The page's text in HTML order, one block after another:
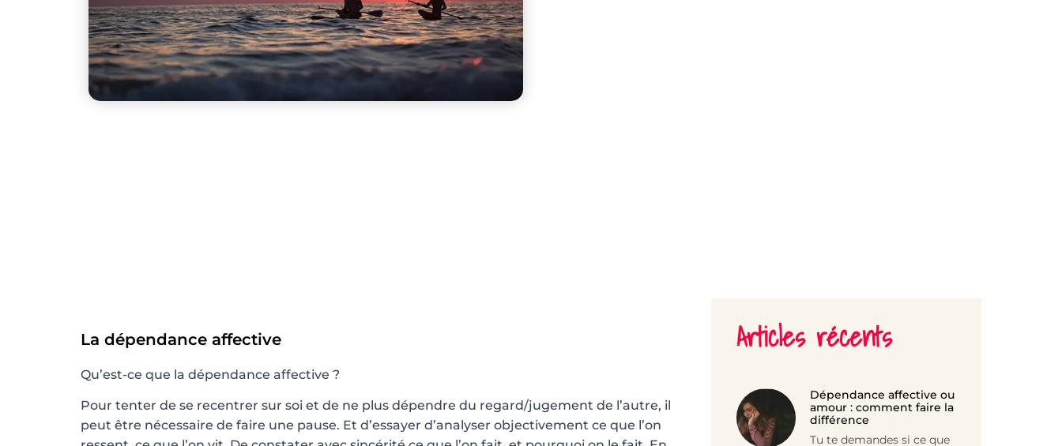
La dépendance affective
Qu’est-ce que la dépendance affective ?
Pour tenter de se recentrer sur soi et de ne plus dépendre du regard/jugement de l’autre, il
peut être nécessaire de faire une pause. Et d’essayer d’analyser objectivement ce que l’on
Articles récents
Dépendance affective ou
amour : comment faire la
différence
Tu te demandes si ce que